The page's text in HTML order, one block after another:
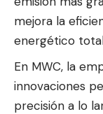
mejora la
energético
En MWC, la
innovaciones
precisión a lo